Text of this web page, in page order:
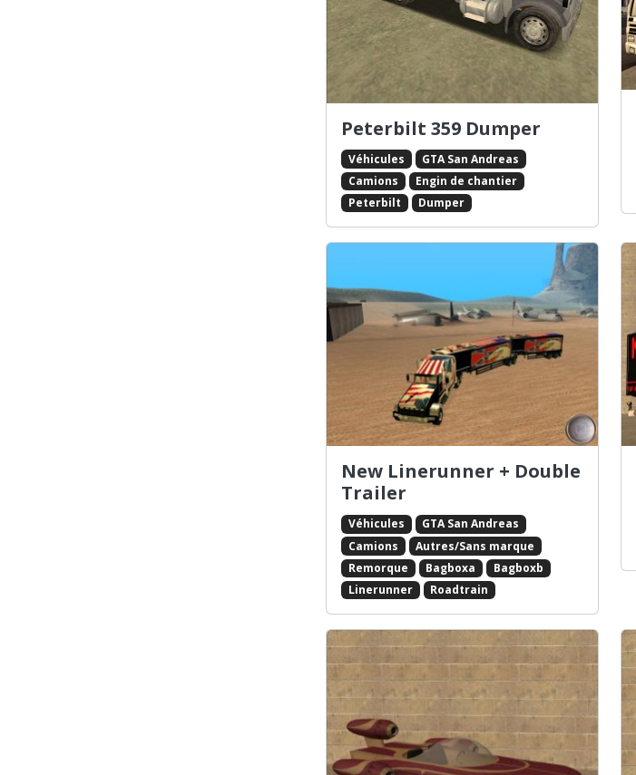
Peterbilt 359 Dumper
Véhicules
GTA San Andreas
Camions
Engin de chantier
Peterbilt
Dumper
New Linerunner + Double
Trailer
Véhicules
GTA San Andreas
Camions
Autres/Sans marque
Remorque
Bagboxa
Bagboxb
Linerunner
Roadtrain